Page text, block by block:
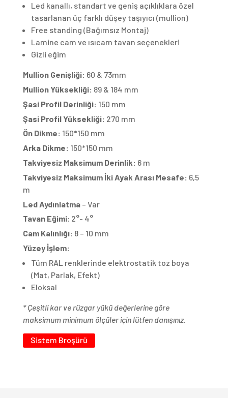
Led kanallı, standart ve geniş açıklıklara özel
tasarlanan üç farklı düşey taşıyıcı (mullion)
Free standing (Bağımsız Montaj)
Lamine cam ve ısıcam tavan seçenekleri
Gizli eğim
Mullion Genişliği: 60 & 73mm
Mullion Yüksekliği: 89 & 184 mm
Şasi Profil Derinliği: 150 mm
Şasi Profil Yüksekliği: 270 mm
Ön Dikme: 150*150 mm
Arka Dikme: 150*150 mm
Takviyesiz Maksimum Derinlik: 6 m
Takviyesiz Maksimum İki Ayak Arası Mesafe: 6,5
m
Led Aydınlatma– Var
Tavan Eğimi: 2°- 4°
Cam Kalınlığı: 8 – 10 mm
Yüzey İşlem:
Tüm RAL renklerinde elektrostatik toz boya
(Mat, Parlak, Efekt)
Eloksal
* Çeşitli kar ve rüzgar yükü değerlerine göre
maksimum minimum ölçüler için lütfen danışınız.
Sistem Broşürü